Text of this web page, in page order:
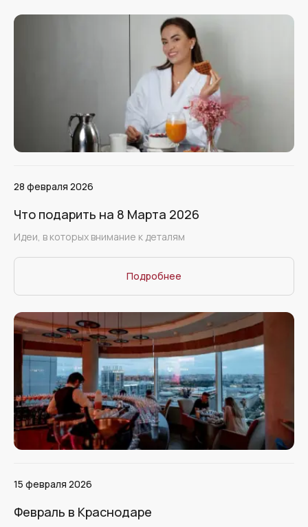
28 февраля 2026
Что подарить на 8 Марта 2026
Идеи, в которых внимание к деталям
Подробнее
15 февраля 2026
Февраль в Краснодаре